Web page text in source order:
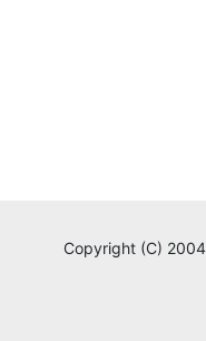
Copyright (C)